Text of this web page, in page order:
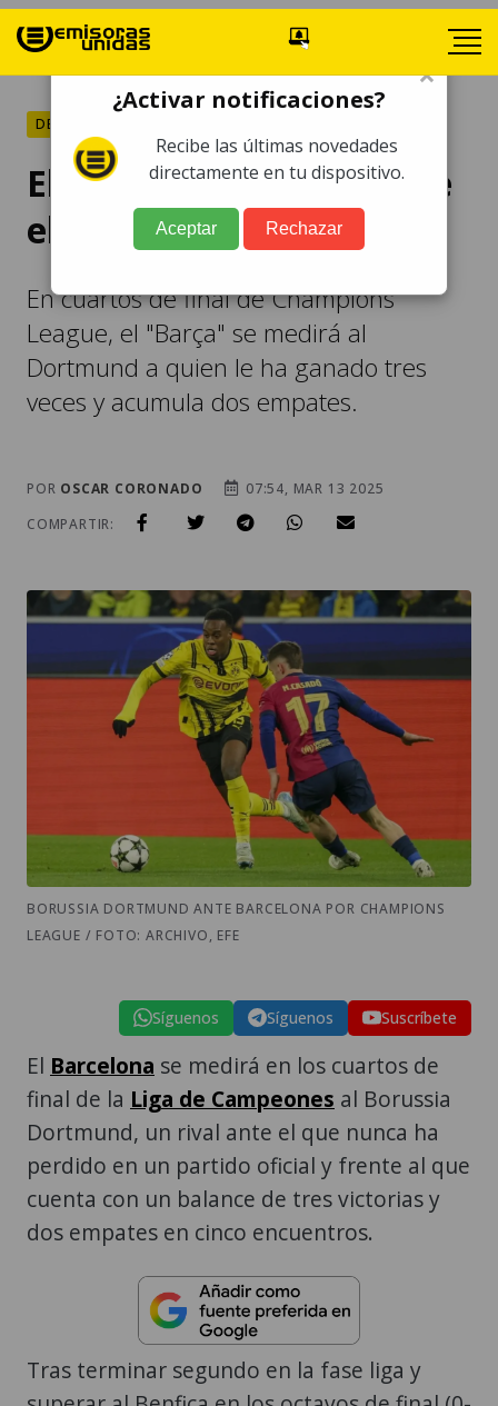
DEPORTES
El Barcelona invicto ante
el Borussia Dortmund
En cuartos de final de Champions
League, el "Barça" se medirá al
Dortmund a quien le ha ganado tres
veces y acumula dos empates.
POR OSCAR CORONADO
07:54, MAR 13 2025
COMPARTIR:
BORUSSIA DORTMUND ANTE BARCELONA POR CHAMPIONS
LEAGUE / FOTO: ARCHIVO, EFE
Síguenos Síguenos Suscríbete
El Barcelona se medirá en los cuartos de
final de la Liga de Campeones al Borussia
Dortmund, un rival ante el que nunca ha
perdido en un partido oficial y frente al que
cuenta con un balance de tres victorias y
dos empates en cinco encuentros.
Tras terminar segundo en la fase liga y
×
¿Activar notificaciones?
Recibe las últimas novedades
directamente en tu dispositivo.
Aceptar Rechazar